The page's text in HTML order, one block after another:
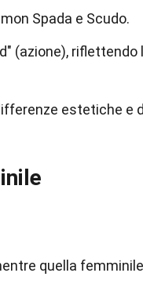
Spada e Scudo.
(azione), riflettendo
estetiche e
quella femminile